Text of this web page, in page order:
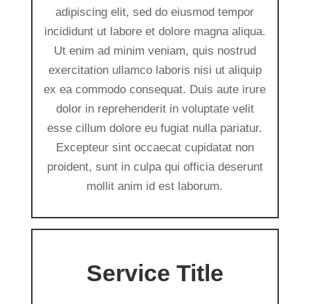
adipiscing elit, sed do eiusmod tempor
incididunt ut labore et dolore magna aliqua.
Ut enim ad minim veniam, quis nostrud
exercitation ullamco laboris nisi ut aliquip
ex ea commodo consequat. Duis aute irure
dolor in reprehenderit in voluptate velit
esse cillum dolore eu fugiat nulla pariatur.
Excepteur sint occaecat cupidatat non
proident, sunt in culpa qui officia deserunt
mollit anim id est laborum.
Service Title